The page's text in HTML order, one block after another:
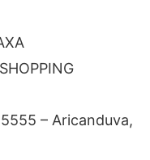
– Aricanduva,